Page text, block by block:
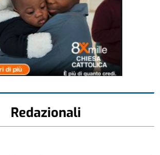
Redazionali